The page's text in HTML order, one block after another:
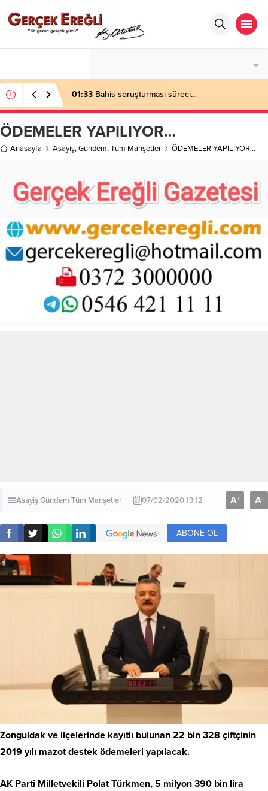
01:33 Bahis soruşturması süreci…
ÖDEMELER YAPILIYOR…
Anasayfa Asayiş,Gündem,Tüm Manşetler ÖDEMELER YAPILIYOR…
AsayişGündem Tüm Manşetler 07/02/2020 13:12 A+ A-
ABONE OL
Zonguldak ve ilçelerinde kayıtlı bulunan 22 bin 328 çiftçinin
2019 yılı mazot destek ödemeleri yapılacak.
AK Parti Milletvekili Polat Türkmen, 5 milyon 390 bin lira